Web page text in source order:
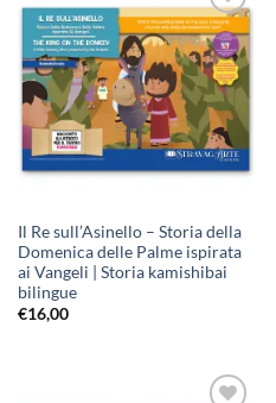
Aggiungi
alla lista
dei
desideri
Il Re sull’Asinello – Storia della
Domenica delle Palme ispirata
ai Vangeli | Storia kamishibai
bilingue
€16,00